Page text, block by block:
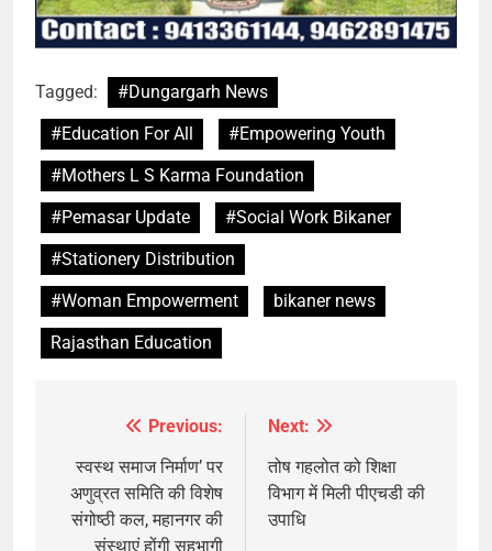
Tagged:
#Dungargarh News
#Education For All
#Empowering Youth
#Mothers L S Karma Foundation
#Pemasar Update
#Social Work Bikaner
#Stationery Distribution
#Woman Empowerment
bikaner news
Rajasthan Education
navigation
Previous:
स्वस्थ समाज निर्माण’ पर
अणुव्रत समिति की विशेष
संगोष्ठी कल, महानगर की
संस्थाएं होंगी सहभागी
Next:
तोष गहलोत को शिक्षा
विभाग में मिली पीएचडी की
उपाधि